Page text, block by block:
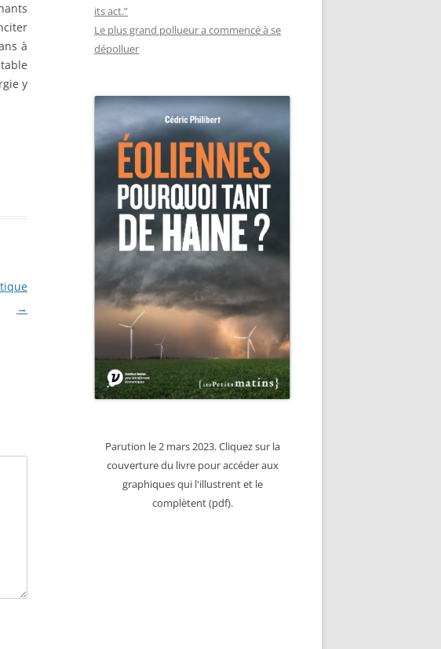
à
y
→
its act.”
Le plus grand pollueur a commencé à se
dépolluer
Parution le 2 mars 2023. Cliquez sur la
couverture du livre pour accéder aux
graphiques qui l'illustrent et le
complètent (pdf).